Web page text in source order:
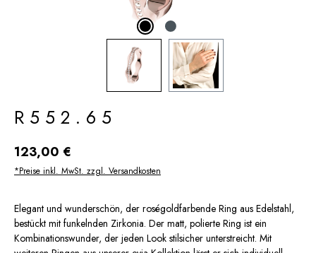
R552.65
Regulärer Preis:
123,00 €
*Preise inkl. MwSt. zzgl. Versandkosten
Elegant und wunderschön, der roségoldfarbende Ring aus Edelstahl,
bestückt mit funkelnden Zirkonia. Der matt, polierte Ring ist ein
Kombinationswunder, der jeden Look stilsicher unterstreicht. Mit